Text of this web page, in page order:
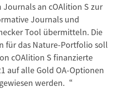
an cOAlition S zur
Journals und
Tool übermitteln. Die
für das Nature-Portfolio soll
cOAlition S finanzierte
auf alle Gold OA-Optionen
werden.“